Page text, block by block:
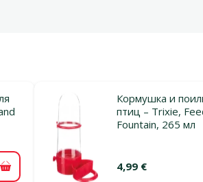
В корзину
Кормушка и
птиц – Trixie,
Fountain, 265 мл
4,99 €